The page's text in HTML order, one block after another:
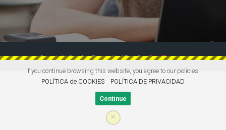
Copyright Surplus Formación | Diseño:EasyElearning
If you continue browsing this website, you agree to our policies:
POLÍTICA de COOKIES
POLÍTICA DE PRIVACIDAD
Continue